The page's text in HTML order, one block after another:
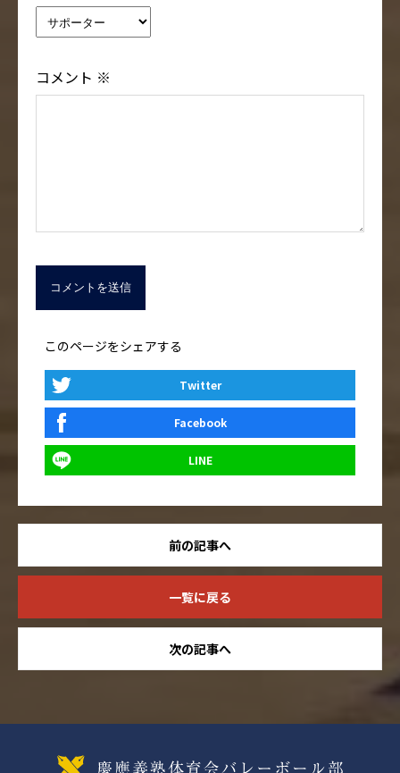
コメント ※
このページをシェアする
Twitter
Facebook
LINE
前の記事へ
一覧に戻る
次の記事へ